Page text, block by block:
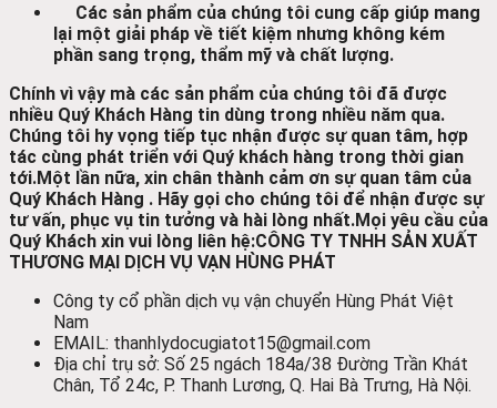
Các sản phẩm của chúng tôi cung cấp giúp mang
lại một giải pháp về tiết kiệm nhưng không kém
phần sang trọng, thẩm mỹ và chất lượng.
Chính vì vậy mà các sản phẩm của chúng tôi đã được
nhiều Quý Khách Hàng tin dùng trong nhiều năm qua.
Chúng tôi hy vọng tiếp tục nhận được sự quan tâm, hợp
tác cùng phát triển với Quý khách hàng trong thời gian
tới.Một lần nữa, xin chân thành cảm ơn sự quan tâm của
Quý Khách Hàng . Hãy gọi cho chúng tôi để nhận được sự
tư vấn, phục vụ tin tưởng và hài lòng nhất.Mọi yêu cầu của
Quý Khách xin vui lòng liên hệ:CÔNG TY TNHH SẢN XUẤT
THƯƠNG MẠI DỊCH VỤ VẠN HÙNG PHÁT
Công ty cổ phần dịch vụ vận chuyển Hùng Phát Việt
Nam
EMAIL: thanhlydocugiatot15@gmail.com
Địa chỉ trụ sở: Số 25 ngách 184a/38 Đường Trần Khát
Chân, Tổ 24c, P. Thanh Lương, Q. Hai Bà Trưng, Hà Nội.